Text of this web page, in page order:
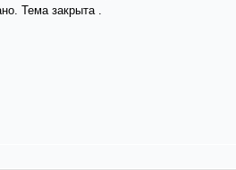
Тема закрыта .